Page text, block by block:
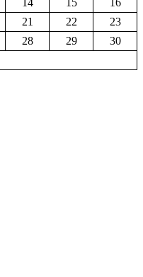
21 22
23
28 29
30